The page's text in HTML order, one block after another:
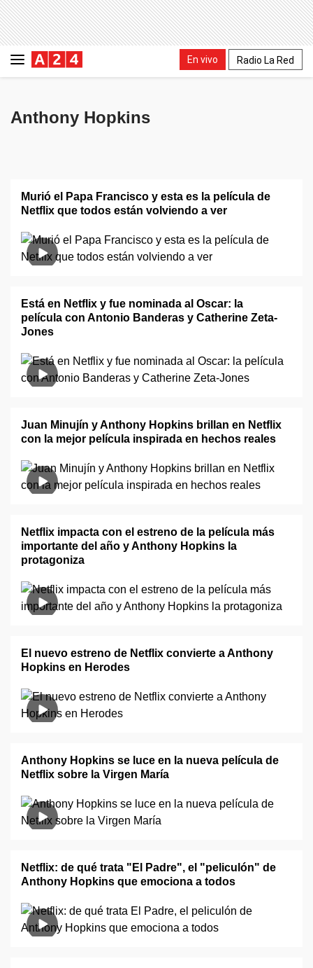
En vivo Radio La Red
Anthony Hopkins
Murió el Papa Francisco y esta es la película de
Netflix que todos están volviendo a ver
Está en Netflix y fue nominada al Oscar: la
película con Antonio Banderas y Catherine Zeta-
Jones
Juan Minujín y Anthony Hopkins brillan en Netflix
con la mejor película inspirada en hechos reales
Netflix impacta con el estreno de la película más
importante del año y Anthony Hopkins la
protagoniza
El nuevo estreno de Netflix convierte a Anthony
Hopkins en Herodes
Anthony Hopkins se luce en la nueva película de
Netflix sobre la Virgen María
Netflix: de qué trata "El Padre", el "peliculón" de
Anthony Hopkins que emociona a todos